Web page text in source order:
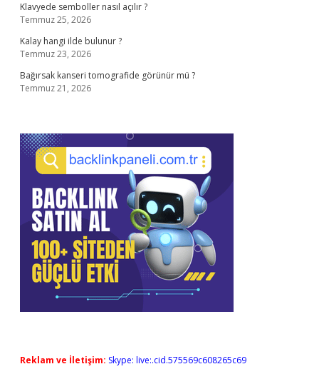
Klavyede semboller nasıl açılır ?
Temmuz 25, 2026
Kalay hangi ilde bulunur ?
Temmuz 23, 2026
Bağırsak kanseri tomografide görünür mü ?
Temmuz 21, 2026
Reklam ve İletişim: Skype: live:.cid.575569c608265c69